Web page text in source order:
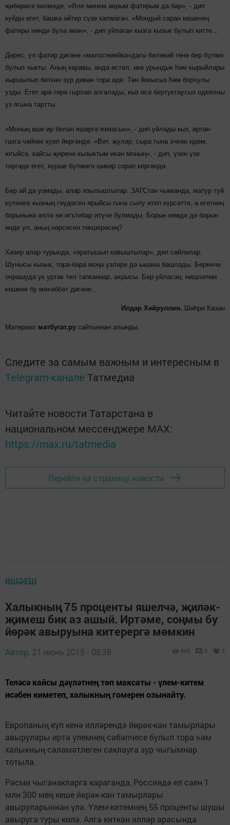
җибәрәсе килмәде. «Әле минем аерым фатирым да бар», - дип
куйды егет, башка әйтер сүзе калмагач. «Мондый саран кешенең
фатиры нинди була икән», - дип уйлаган кызга кызык булып китте...
Дөрес, ул фатир дигәне «малосемейка»дагы бәләкәй генә бер бүлмә
булып чыкты. Аның каравы, анда өстәл, ике урындык һәм кырыйлары
кыршылып беткән зур диван тора иде. Төн йокысыз һәм борчулы
узды. Егет ара-тирә гырлап алгалады, кыз исә бертуктаусыз одеялны
үз ягына тартты.
«Моның ише ир белән яшәргә язмасын», - дип уйлады кыз, иртән
газга чәйнек куеп йөргәндә. «Вәт, җүләр, сыра гына эчкән идем,
югыйсә, кайсы җиренә кызыктым икән моның», - дип, үзен үзе
тиргәде егет, күрше бүлмәгә шикәр сорап кергәндә...
Бер ай да узмады, алар язылыштылар. ЗАГСтан чык­канда, матур туй
күлмәге кызның гәүдәсен ярыйсы гына сылу итеп күрсәтте, ә егетнең
борынына әллә ни игътибар итүче булмады. Борын кемдә дә борын
инде ул, аның нәрсәсен тикшерәсең?
Хәзер алар турында, «яратышып кавыштылар», дип сөйлиләр.
Шунысы кызык, тора-бара моңа үзләре дә ышана башлады. Беренче
очрашуда ук уртак тел тапканнар, ахрысы. Бер уйласаң, нишләтми
кешене бу мәхәббәт дигәне...
Илдар Хәйруллин. Шәһри Казан
Материал матбугат.ру сайтыннан алынды.
Следите за самым важным и интересным в
Telegram-канале Татмедиа
Читайте новости Татарстана в
национальном мессенджере MАХ:
https://max.ru/tatmedia
Перейти на страницу новости
ЯШӘЕШ
Халыкның 75 проценты яшелчә, җиләк-
җимеш бик аз ашый. Иртәме, соңмы бу
йөрәк авыруына китерергә мөмкин
Автор, 21 июнь 2015 - 08:38 845 0 0
Теләсә кайсы дәүләтнең төп максаты - үлем-китем
исәбен киметеп, халыкның гомерен озынайту.
Европаның күп кенә илләрендә йөрәк-кан тамырлары
авырулары иртә үлемнең сәбәпчесе булып тора һәм
халыкның сәламәтлеген саклауга зур чыгымнар
тотыла.
Рәсми чыганакларга караганда, Россиядә ел саен 1
млн 300 мең кеше йөрәк-кан тамырлары
авыруларыннан үлә. Үлем-китемнең 55 проценты шушы
авыруга туры килә. Алга киткән илләр арасында